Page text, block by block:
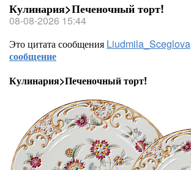
Кулинария>Печеночный торт!
08-08-2026 15:44
Это цитата сообщения Liudmila_Sceglova
сообщение
Кулинария>Печеночный торт!